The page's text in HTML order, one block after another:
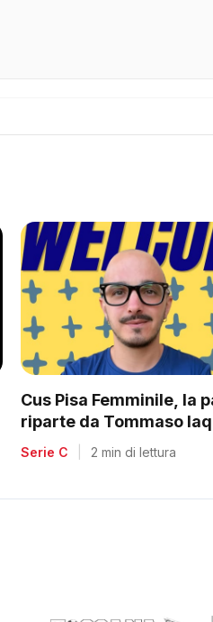
Cus Pisa Femminile, la
riparte da Tommaso
Serie C 2 min di lettura